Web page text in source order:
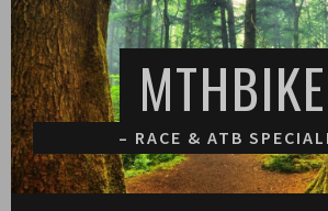
Spring
naar
inhoud
– RACE & ATB